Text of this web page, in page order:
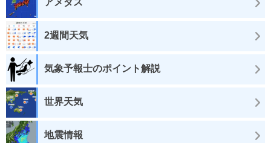
2週間天気
気象予報士のポイント解説
世界天気
地震情報